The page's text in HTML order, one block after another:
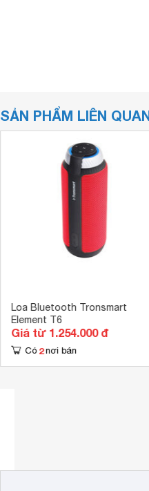
người dùng trải nghiệm
hoặc ngoài trời.
Bộ tản nhiệt
Loa gồm 8 bộ tản nhiệt
Tiện ích
SẢN PHẨM LIÊN
Loa Bluetooth Tronsmart
Element T6
Giá từ 1.254.000 đ
Có 2 nơi bán